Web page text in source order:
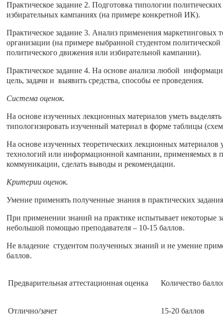
Практическое задание 2. Подготовка типологии
избирательных кампаниях (на примере конкретной ИК).
Практическое задание 3. Анализ применения маркетинговых
организации (на примере выбранной студентом
политического движения или избирательной кампании).
Практическое задание 4. На основе анализа любой
цель, задачи и выявить средства, способы ее проведения.
Система оценок.
На основе изученных лекционных материалов уметь
типологизировать изученный материал в форме таблицы
На основе изученных теоретических лекционных материалов
технологий или информационной кампании, применяемых в
коммуникации, сделать выводы и рекомендации.
Критерии оценок.
Умение применять полученные знания в практических
При применении знаний на практике испытывает некоторые
небольшой помощью преподавателя – 10-15 баллов.
Не владение студентом полученных знаний и не умение
баллов.
Предварительная аттестационная оценка Количество
Отлично/зачет 15-20 баллов